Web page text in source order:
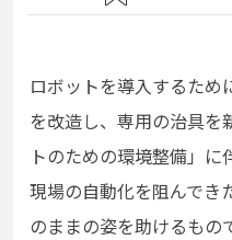
ロボットを導入するため
を改造し、専用の治具を
トのための環境整備」に
現場の自動化を阻んでき
のままの姿を助けるもの